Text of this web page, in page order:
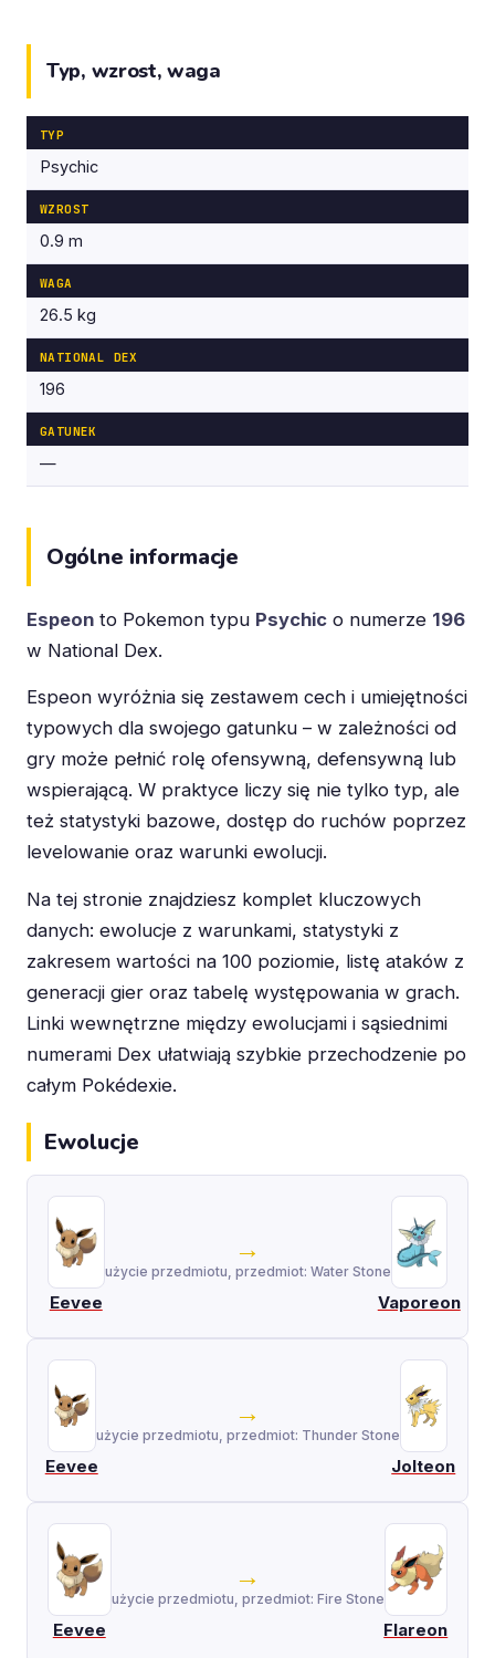
Typ, wzrost, waga
TYP
Psychic
WZROST
0.9 m
WAGA
26.5 kg
NATIONAL DEX
196
GATUNEK
—
Ogólne informacje
Espeon to Pokemon typu Psychic o numerze 196
w National Dex.
Espeon wyróżnia się zestawem cech i umiejętności
typowych dla swojego gatunku – w zależności od
gry może pełnić rolę ofensywną, defensywną lub
wspierającą. W praktyce liczy się nie tylko typ, ale
też statystyki bazowe, dostęp do ruchów poprzez
levelowanie oraz warunki ewolucji.
Na tej stronie znajdziesz komplet kluczowych
danych: ewolucje z warunkami, statystyki z
zakresem wartości na 100 poziomie, listę ataków z
generacji gier oraz tabelę występowania w grach.
Linki wewnętrzne między ewolucjami i sąsiednimi
numerami Dex ułatwiają szybkie przechodzenie po
całym Pokédexie.
Ewolucje
Eevee
→
użycie przedmiotu, przedmiot: Water Stone
Vaporeon
Eevee
→
użycie przedmiotu, przedmiot: Thunder Stone
Jolteon
Eevee
→
użycie przedmiotu, przedmiot: Fire Stone
Flareon